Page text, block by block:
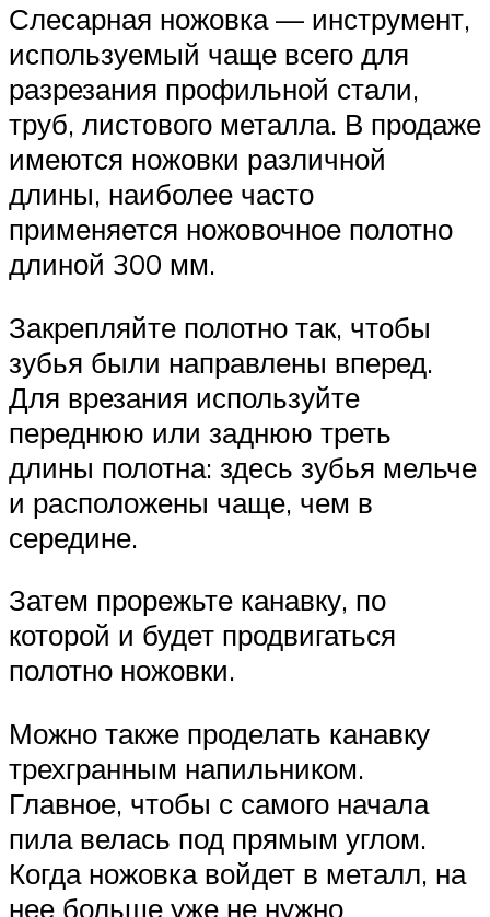
Слесарная ножовка — инструмент,
используемый чаще всего для
разрезания профильной стали,
труб, листового металла. В продаже
имеются ножовки различной
длины, наиболее часто
применяется ножовочное полотно
длиной 300 мм.
Закрепляйте полотно так, чтобы
зубья были направлены вперед.
Для врезания используйте
переднюю или заднюю треть
длины полотна: здесь зубья мельче
и расположены чаще, чем в
середине.
Затем прорежьте канавку, по
которой и будет продвигаться
полотно ножовки.
Можно также проделать канавку
трехгранным напильником.
Главное, чтобы с самого начала
пила велась под прямым углом.
Когда ножовка войдет в металл, на
нее больше уже не нужно